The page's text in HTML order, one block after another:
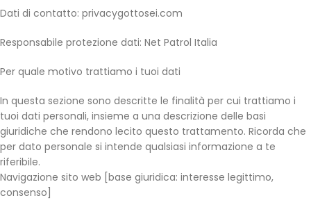
Dati di contatto: privacygottosei.com
Responsabile protezione dati: Net Patrol Italia
Per quale motivo trattiamo i tuoi dati
In questa sezione sono descritte le finalità per cui trattiamo i
tuoi dati personali, insieme a una descrizione delle basi
giuridiche che rendono lecito questo trattamento. Ricorda che
per dato personale si intende qualsiasi informazione a te
riferibile.
Navigazione sito web [base giuridica: interesse legittimo,
consenso]